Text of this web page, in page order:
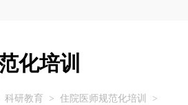
化培训
科研教育 > 住院医师规范化培训
>